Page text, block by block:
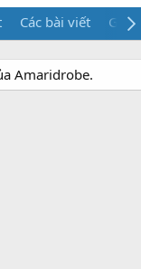
Các bài viết Giới
Amaridrobe.